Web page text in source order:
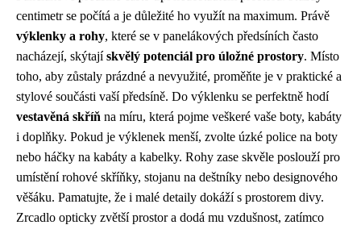
centimetr se počítá a je důležité ho využít na maximum. Právě
výklenky a rohy, které se v panelákových předsíních často
nacházejí, skýtajískvělý potenciál pro úložné prostory. Místo
toho, aby zůstaly prázdné a nevyužité, proměňte je v praktické a
stylové součásti vaší předsíně. Do výklenku se perfektně hodí
vestavěná skříň na míru, která pojme veškeré vaše boty, kabáty
i doplňky. Pokud je výklenek menší, zvolte úzké police na boty
nebo háčky na kabáty a kabelky. Rohy zase skvěle poslouží pro
umístění rohové skříňky, stojanu na deštníky nebo designového
věšáku. Pamatujte, že i malé detaily dokáží s prostorem divy.
Zrcadlo opticky zvětší prostor a dodá mu vzdušnost, zatímco